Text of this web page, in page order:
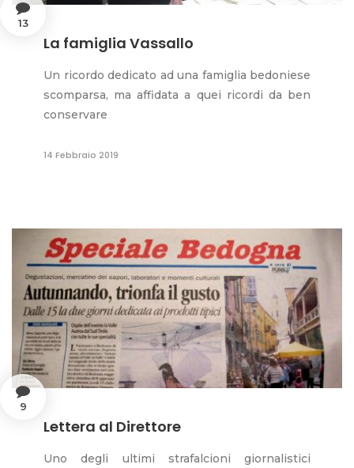
13
La famiglia Vassallo
Un ricordo dedicato ad una famiglia bedoniese
scomparsa, ma affidata a quei ricordi da ben
conservare
14 Febbraio 2019
9
Lettera al Direttore
Uno degli ultimi strafalcioni giornalistici